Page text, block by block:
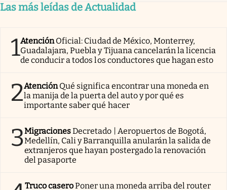
Las más leídas de Actualidad
1AtenciónOficial: Ciudad de México, Monterrey,
Guadalajara, Puebla y Tijuana cancelarán la licencia
de conducir a todos los conductores que hagan esto
2AtenciónQué significa encontrar una moneda en
la manija de la puerta del auto y por qué es
importante saber qué hacer
3MigracionesDecretado | Aeropuertos de Bogotá,
Medellín, Cali y Barranquilla anularán la salida de
extranjeros que hayan postergado la renovación
del pasaporte
Truco caseroPoner una moneda arriba del router